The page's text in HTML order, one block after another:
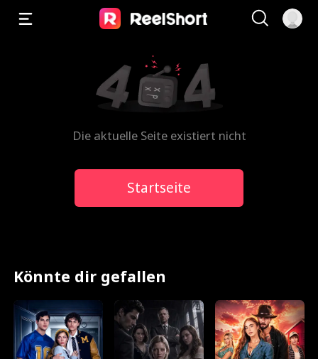
Die aktuelle Seite existiert nicht
Startseite
Könnte dir gefallen